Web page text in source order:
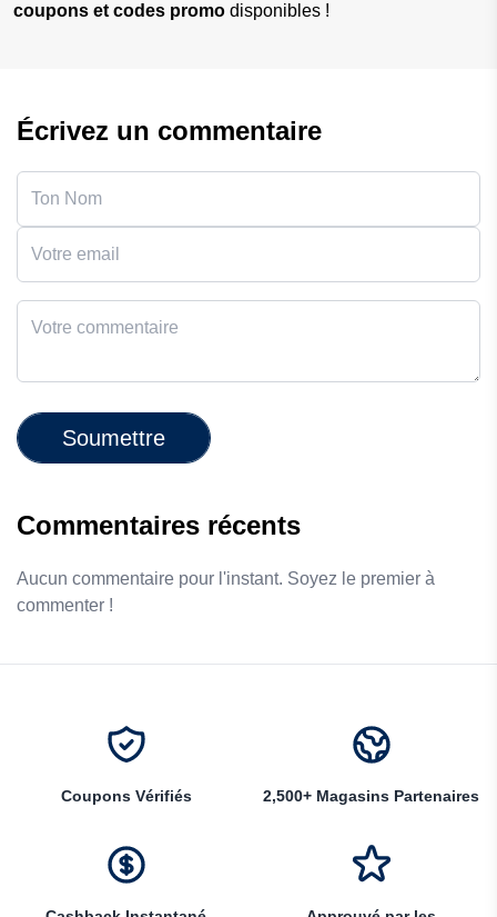
coupons et codes promo disponibles !
Écrivez un commentaire
Soumettre
Commentaires récents
Aucun commentaire pour l'instant. Soyez le premier à
commenter !
Coupons Vérifiés 2,500+ Magasins Partenaires